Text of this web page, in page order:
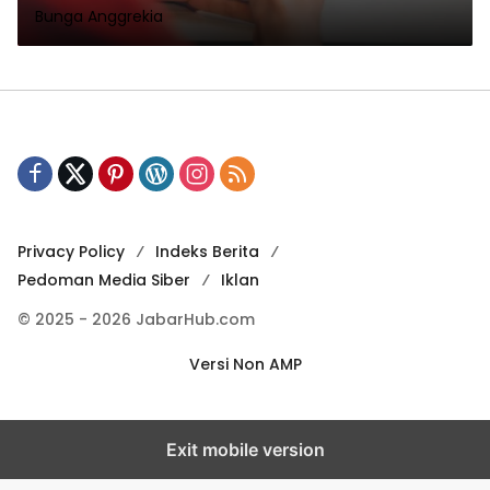
Bunga Anggrekia
Privacy Policy
Indeks Berita
Pedoman Media Siber
Iklan
© 2025 - 2026 JabarHub.com
Versi Non AMP
Exit mobile version